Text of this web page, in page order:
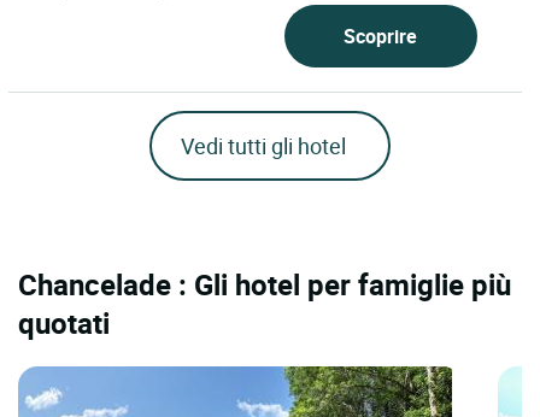
Scoprire
Vedi tutti gli hotel
Chancelade : Gli hotel per famiglie più
quotati